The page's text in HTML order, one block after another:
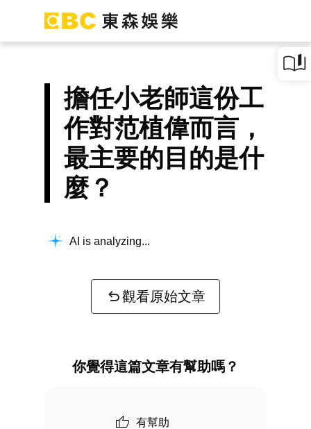
擔任小老師這份工
作對范植偉而言，
最主要的目的是什
麼？
AI is analyzing...
觀看原始文章
你覺得這篇文章有幫助嗎？
有幫助